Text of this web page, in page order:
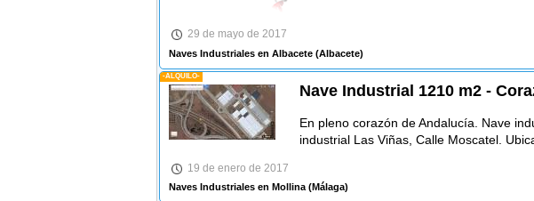
29 de mayo de 2017
Naves Industriales en Albacete(Albacete)
-ALQUILO-
Nave Industrial 1210 m2 -
En pleno corazón de Andalucía. Nave
industrial Las Viñas, Calle Moscatel.
19 de enero de 2017
Naves Industriales en Mollina(Málaga)